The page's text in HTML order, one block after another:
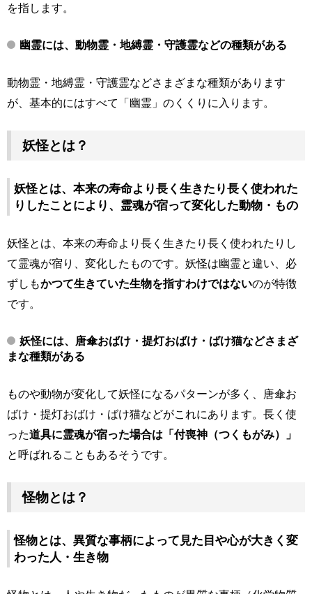
を指します。
幽霊には、動物霊・地縛霊・守護霊などの種類がある
動物霊・地縛霊・守護霊などさまざまな種類があります
が、基本的にはすべて「幽霊」のくくりに入ります。
妖怪とは？
妖怪とは、本来の寿命より長く生きたり長く使われた
りしたことにより、霊魂が宿って変化した動物・もの
妖怪とは、本来の寿命より長く生きたり長く使われたりし
て霊魂が宿り、変化したものです。妖怪は幽霊と違い、必
ずしもかつて生きていた生物を指すわけではないのが特徴
です。
妖怪には、唐傘おばけ・提灯おばけ・ばけ猫などさまざ
まな種類がある
ものや動物が変化して妖怪になるパターンが多く、唐傘お
ばけ・提灯おばけ・ばけ猫などがこれにあります。長く使
った道具に霊魂が宿った場合は「付喪神（つくもがみ）」
と呼ばれることもあるそうです。
怪物とは？
怪物とは、異質な事柄によって見た目や心が大きく変
わった人・生き物